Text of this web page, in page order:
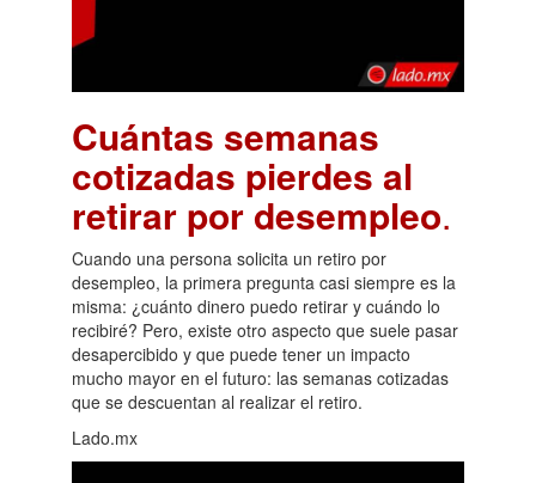
Cuántas semanas
cotizadas pierdes al
retirar por desempleo.
Cuando una persona solicita un retiro por
desempleo, la primera pregunta casi siempre es la
misma: ¿cuánto dinero puedo retirar y cuándo lo
recibiré? Pero, existe otro aspecto que suele pasar
desapercibido y que puede tener un impacto
mucho mayor en el futuro: las semanas cotizadas
que se descuentan al realizar el retiro.
Lado.mx